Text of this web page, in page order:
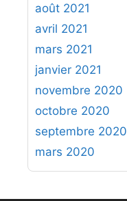
août 2021
avril 2021
mars 2021
janvier 2021
novembre 2020
octobre 2020
septembre 2020
mars 2020